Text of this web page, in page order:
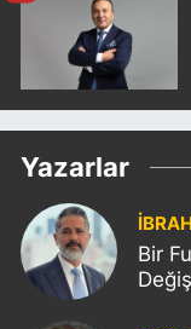
Yazarlar
Bir